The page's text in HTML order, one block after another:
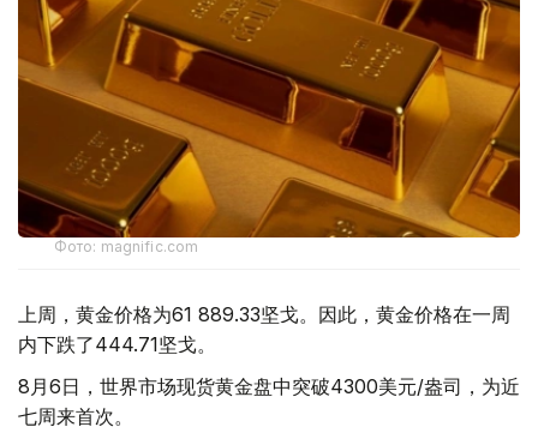
Фото: magnific.com
上周，黄金价格为61 889.33坚戈。因此，黄金价格在一周
内下跌了444.71坚戈。
8月6日，世界市场现货黄金盘中突破4300美元/盎司，为近
七周来首次。